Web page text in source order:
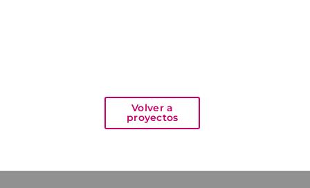
Volver a
proyectos